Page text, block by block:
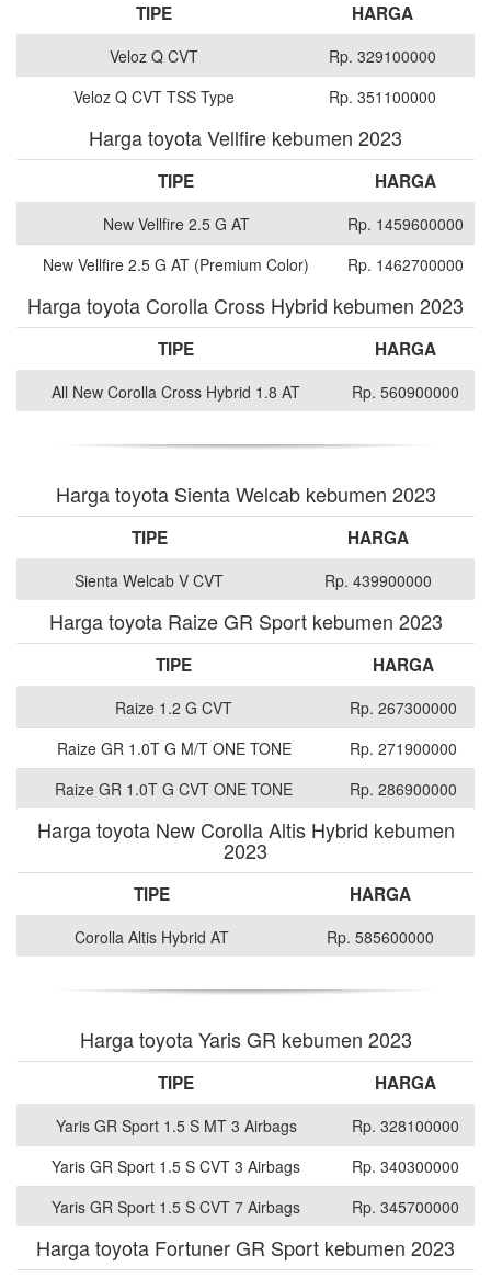
TIPE HARGA
Veloz Q CVT
Rp. 329100000
Veloz Q CVT TSS Type
Rp. 351100000
Harga toyota Vellfire kebumen 2023
TIPE HARGA
New Vellfire 2.5 G AT
Rp. 1459600000
New Vellfire 2.5 G AT (Premium Color)
Rp. 1462700000
Harga toyota Corolla Cross Hybrid kebumen 2023
TIPE HARGA
All New Corolla Cross Hybrid 1.8 AT Rp. 560900000
Harga toyota Sienta Welcab kebumen 2023
TIPE HARGA
Sienta Welcab V CVT Rp. 439900000
Harga toyota Raize GR Sport kebumen 2023
TIPE HARGA
Raize 1.2 G CVT
Rp. 267300000
Raize GR 1.0T G M/T ONE TONE
Rp. 271900000
Raize GR 1.0T G CVT ONE TONE
Rp. 286900000
Harga toyota New Corolla Altis Hybrid kebumen
2023
TIPE HARGA
Corolla Altis Hybrid AT Rp. 585600000
Harga toyota Yaris GR kebumen 2023
TIPE HARGA
Yaris GR Sport 1.5 S MT 3 Airbags
Rp. 328100000
Yaris GR Sport 1.5 S CVT 3 Airbags
Rp. 340300000
Yaris GR Sport 1.5 S CVT 7 Airbags
Rp. 345700000
Harga toyota Fortuner GR Sport kebumen 2023